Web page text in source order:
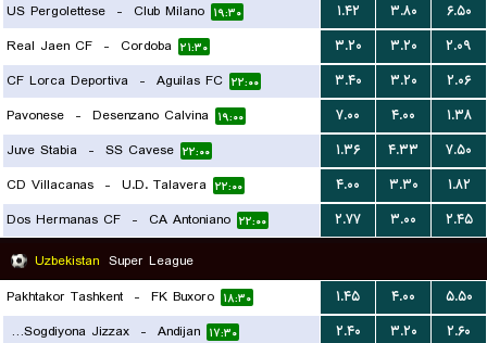
US Pergolettese - Club Milano ۱۹:۳۰ ۱.۴۲ ۳.۸۰
۶.۵۰
Real Jaen CF - Cordoba ۲۱:۳۰ ۳.۲۰ ۳.۲۰
۲.۰۹
CF Lorca Deportiva - Aguilas FC ۲۲:۰۰ ۳.۴۰ ۳.۲۰
۲.۰۶
Pavonese - Desenzano Calvina ۱۹:۰۰ ۷.۰۰ ۴.۰۰
۱.۳۸
Juve Stabia - SS Cavese ۲۲:۰۰ ۱.۳۶ ۴.۳۳
۷.۵۰
CD Villacanas - U.D. Talavera ۲۲:۰۰ ۴.۰۰ ۳.۳۰
۱.۸۲
Dos Hermanas CF - CA Antoniano ۲۲:۰۰ ۲.۷۷ ۳.۰۰
۲.۴۵
Uzbekistan Super League
Pakhtakor Tashkent - FK Buxoro ۱۸:۳۰ ۱.۴۵ ۴.۰۰
۵.۵۰
PFK Sogdiyona Jizzax
- Andijan ۱۷:۳۰ ۲.۴۰ ۳.۲۰
۲.۶۰